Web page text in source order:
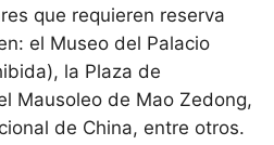
que requieren reserva
el Museo del Palacio
la Plaza de
Mausoleo de Mao Zedong,
de China, entre otros.